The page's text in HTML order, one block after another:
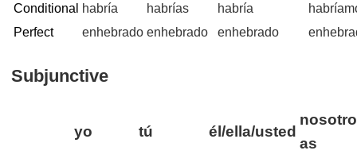
Conditional
Perfect
habría
enhebrado
habrías
enhebrado
habría
enhebrado
Subjunctive
yo tú él/ella/usted
as